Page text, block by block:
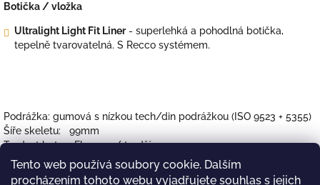
Tento web používá soubory cookie. Dalším
procházením tohoto webu vyjadřujete souhlas s jejich
Botička / vložka
Ultralight Light Fit Liner- superlehká a pohodlná botička,
tepelně tvarovatelná. S Recco systémem.
Podrážka: gumová s nízkou tech/din podrážkou (ISO 9523 + 5355)
Šíře skeletu: 99mm
Tvrdost boty: Flex 120 / tvrdší
Váha boty (M26,0): 1.360g
Přezky: 4x Zero G přezky + 45mm PowerStrap